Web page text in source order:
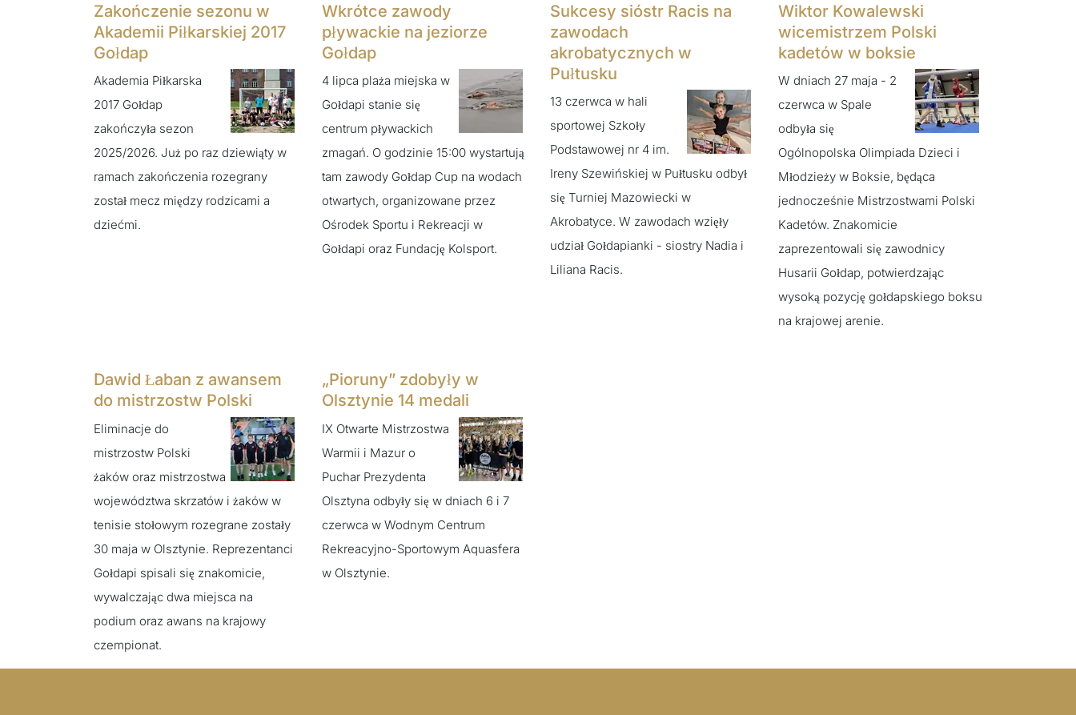
Zakończenie sezonu w
Akademii Piłkarskiej 2017
Gołdap
Akademia Piłkarska
2017 Gołdap
zakończyła sezon
2025/2026. Już po raz dziewiąty w
ramach zakończenia rozegrany
został mecz między rodzicami a
dziećmi.
Wkrótce zawody
pływackie na jeziorze
Gołdap
4 lipca plaża miejska w
Gołdapi stanie się
centrum pływackich
zmagań. O godzinie 15:00 wystartują
tam zawody Gołdap Cup na wodach
otwartych, organizowane przez
Ośrodek Sportu i Rekreacji w
Gołdapi oraz Fundację Kolsport.
Sukcesy sióstr Racis na
zawodach
akrobatycznych w
Pułtusku
13 czerwca w hali
sportowej Szkoły
Podstawowej nr 4 im.
Ireny Szewińskiej w Pułtusku odbył
się Turniej Mazowiecki w
Akrobatyce. W zawodach wzięły
udział Gołdapianki - siostry Nadia i
Liliana Racis.
Wiktor Kowalewski
wicemistrzem Polski
kadetów w boksie
W dniach 27 maja - 2
czerwca w Spale
odbyła się
Ogólnopolska Olimpiada Dzieci i
Młodzieży w Boksie, będąca
jednocześnie Mistrzostwami Polski
Kadetów. Znakomicie
zaprezentowali się zawodnicy
Husarii Gołdap, potwierdzając
wysoką pozycję gołdapskiego boksu
na krajowej arenie.
Dawid Łaban z awansem
do mistrzostw Polski
Eliminacje do
mistrzostw Polski
żaków oraz mistrzostwa
województwa skrzatów i żaków w
tenisie stołowym rozegrane zostały
30 maja w Olsztynie. Reprezentanci
Gołdapi spisali się znakomicie,
wywalczając dwa miejsca na
podium oraz awans na krajowy
czempionat.
„Pioruny” zdobyły w
Olsztynie 14 medali
IX Otwarte Mistrzostwa
Warmii i Mazur o
Puchar Prezydenta
Olsztyna odbyły się w dniach 6 i 7
czerwca w Wodnym Centrum
Rekreacyjno-Sportowym Aquasfera
w Olsztynie.